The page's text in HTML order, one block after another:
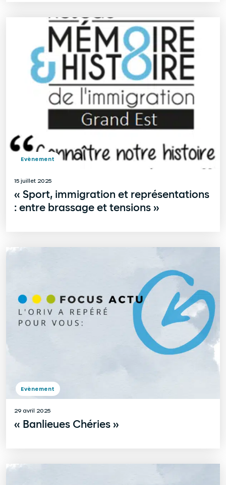
15 juillet 2025
« Sport, immigration et représentations
: entre brassage et tensions »
Evènement
29 avril 2025
« Banlieues Chéries »
Evènement